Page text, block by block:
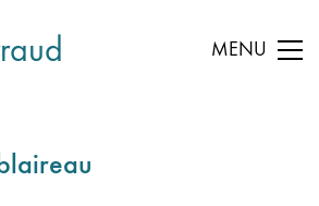
MENU